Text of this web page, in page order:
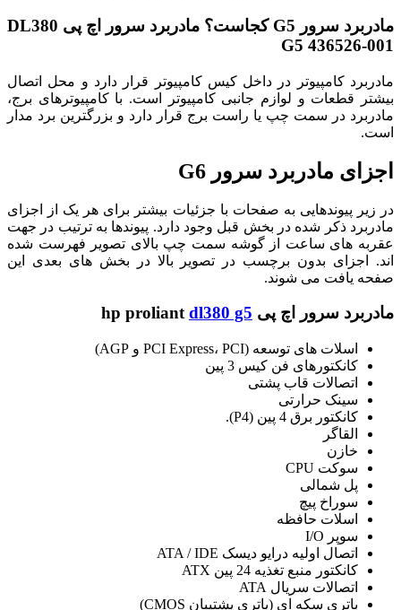
مادربرد سرور G5 کجاست؟
مادربرد سرور اچ پی DL380
G5 436526-001
مادربرد کامپیوتر در داخل کیس کامپیوتر قرار دارد و محل اتصال
بیشتر قطعات و لوازم جانبی کامپیوتر است. با کامپیوترهای برج،
مادربرد در سمت چپ یا راست برج قرار دارد و بزرگترین برد مدار
است.
اجزای مادربرد سرور G6
در زیر پیوندهایی به صفحات با جزئیات بیشتر برای هر یک از اجزای
مادربرد ذکر شده در بخش قبل وجود دارد. پیوندها به ترتیب در جهت
عقربه های ساعت از گوشه سمت چپ بالای تصویر فهرست شده
اند. اجزای بدون برچسب در تصویر بالا در بخش های بعدی این
صفحه یافت می شوند.
مادربرد سرور اچ پی hp proliant dl380 g5
اسلات های توسعه (PCI Express، PCI و AGP)
کانکتورهای فن کیس 3 پین
اتصالات قاب پشتی
سینک حرارتی
کانکتور برق 4 پین (P4).
القاگر
خازن
سوکت CPU
پل شمالی
سوراخ پیچ
اسلات حافظه
سوپر I/O
اتصال اولیه درایو دیسک ATA / IDE
کانکتور منبع تغذیه 24 پین ATX
اتصالات سریال ATA
باتری سکه ای (باتری پشتیبان CMOS)